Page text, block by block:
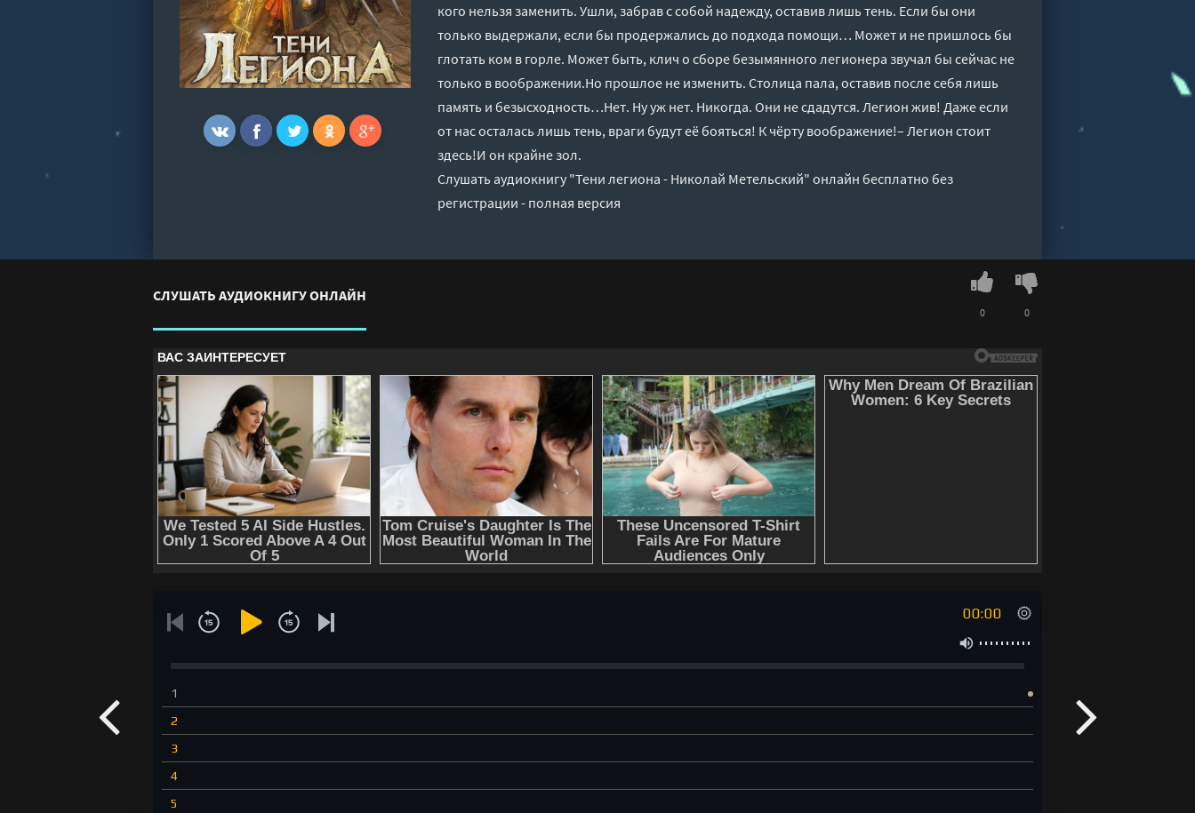
кого нельзя заменить. Ушли, забрав с собой надежду, оставив лишь тень. Если бы они
только выдержали, если бы продержались до подхода помощи… Может и не пришлось бы
глотать ком в горле. Может быть, клич о сборе безымянного легионера звучал бы сейчас не
только в воображении.Но прошлое не изменить. Столица пала, оставив после себя лишь
память и безысходность…Нет. Ну уж нет. Никогда. Они не сдадутся. Легион жив! Даже если
от нас осталась лишь тень, враги будут её бояться! К чёрту воображение!– Легион стоит
здесь!И он крайне зол.
Слушать аудиокнигу "Тени легиона - Николай Метельский" онлайн бесплатно без
регистрации - полная версия
СЛУШАТЬ АУДИОКНИГУ ОНЛАЙН
0 0
00:00
1
2
3
4
5